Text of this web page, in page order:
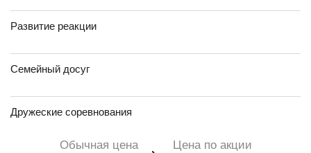
Развитие реакции
Семейный досуг
Дружеские соревнования
Обычная цена Цена по акции